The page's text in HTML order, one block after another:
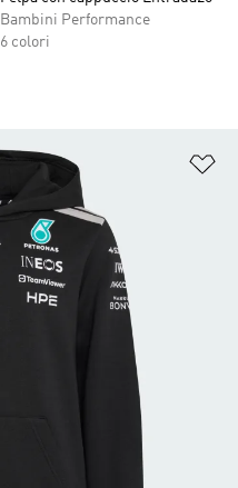
Bambini Performance
6 colori